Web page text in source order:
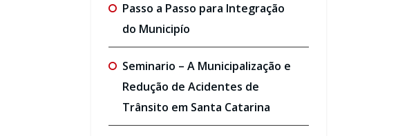
Passo a Passo para Integração
do Municipío
Seminario – A Municipalização e
Redução de Acidentes de
Trânsito em Santa Catarina